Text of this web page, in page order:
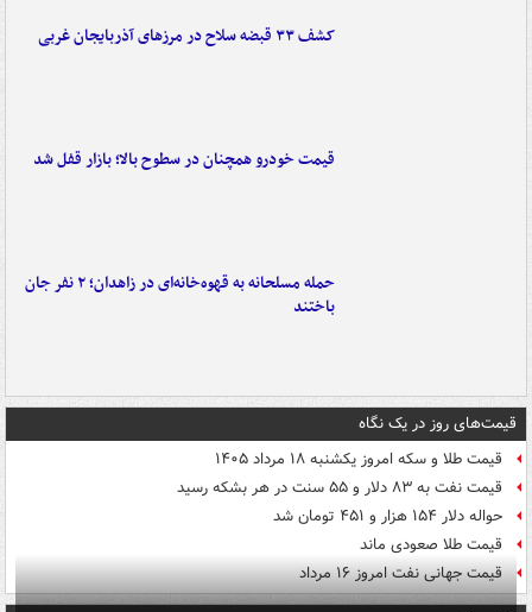
کشف ۳۳ قبضه سلاح در مرزهای آذربایجان غربی
قیمت خودرو همچنان در سطوح بالا؛ بازار قفل شد
حمله مسلحانه به قهوه‌خانه‌ای در زاهدان؛ ۲ نفر جان
باختند
قیمت‌های روز در یک نگاه
قیمت طلا و سکه امروز یکشنبه ۱۸ مرداد ۱۴۰۵
قیمت نفت به ۸۳ دلار و ۵۵ سنت در هر بشکه رسید
حواله دلار ۱۵۴ هزار و ۴۵۱ تومان شد
قیمت طلا صعودی ماند
قیمت جهانی نفت امروز ۱۶ مرداد